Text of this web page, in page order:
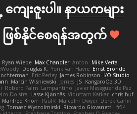
ေးဇူးပါ။ နာယကများ
ဖြစ်နိုင်စေရန်အတွက်
Ryan Wiebe Max Chandler Anton
Mike Verta
Douglas K. Yorik van Havre Ernst Bronde
Eric Perley James Robinson I/O Studio
Marcin Wiśniewski James JS KangaroOz 3D
Roberd Palm Lampantino Javier Meseguer de Paz
Dolstra Lasse Kjønnås Viduttam Katkar chris huf
Manfred Knorr PaulR Malcolm Dwyer Derek Carlin
Tomasz Wyszolmirski Riccardo Giovanetti fr54